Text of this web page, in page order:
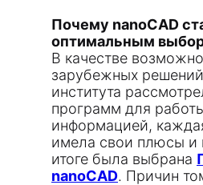
Почему nanoCAD
оптимальным
В качестве
зарубежных
института
программ для
информацией,
имела свои плюсы и
итоге была выбрана
nanoCAD. Причин